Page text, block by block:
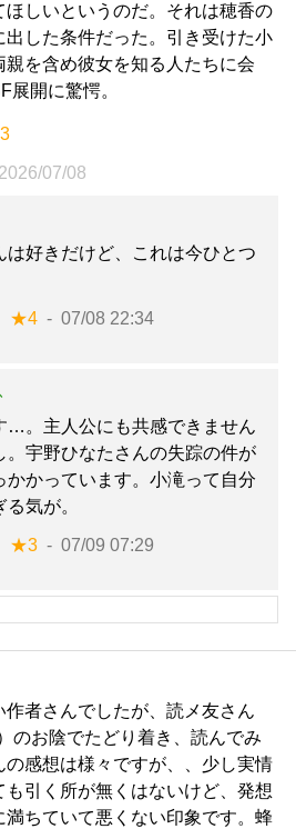
ほしいというのだ。それは穂香の
出した条件だった。引き受けた小
親を含め彼女を知る人たちに会
開に驚愕。
2026/07/08
は好きだけど、これは今ひとつ
★4 07/08 22:34
…。主人公にも共感できません
。宇野ひなたさんの失踪の件が
かかっています。小滝って自分
気が。
★3 07/09 07:29
作者さんでしたが、読メ友さん
のお陰でたどり着き、読んでみ
の感想は様々ですが、、少し実情
も引く所が無くはないけど、発想
満ちていて悪くない印象です。蜂